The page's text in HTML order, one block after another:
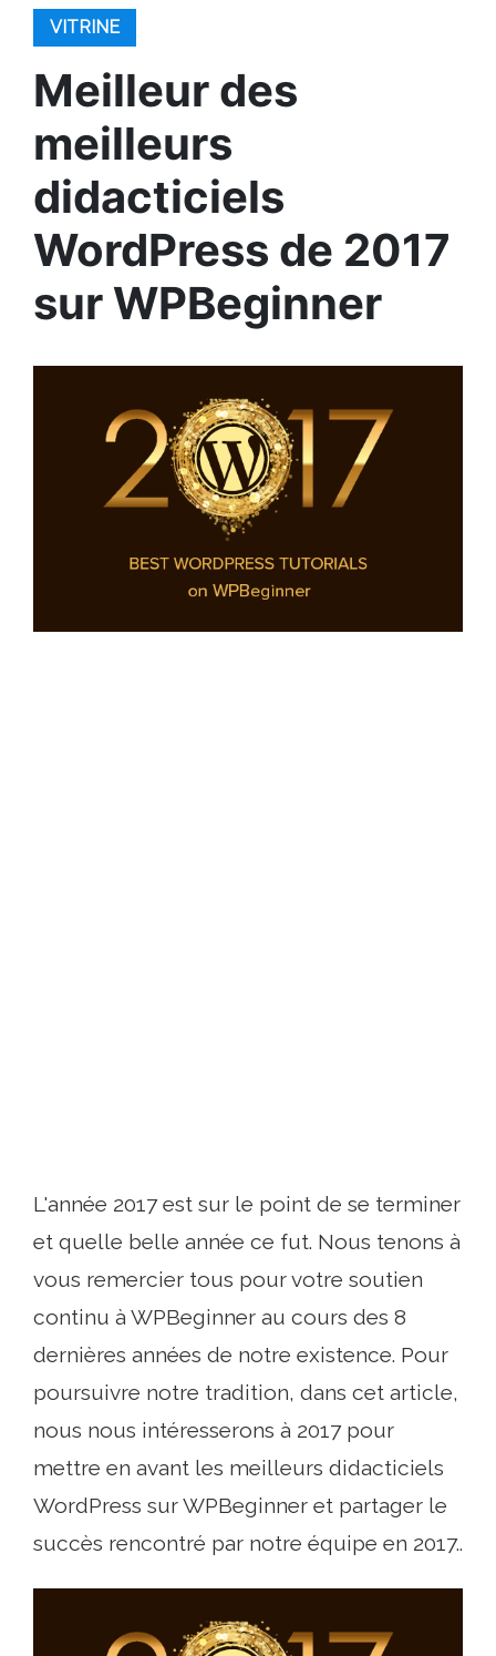
VITRINE
Meilleur des
meilleurs
didacticiels
WordPress de 2017
sur WPBeginner
L'année 2017 est sur le point de se terminer
et quelle belle année ce fut. Nous tenons à
vous remercier tous pour votre soutien
continu à WPBeginner au cours des 8
dernières années de notre existence. Pour
poursuivre notre tradition, dans cet article,
nous nous intéresserons à 2017 pour
mettre en avant les meilleurs didacticiels
WordPress sur WPBeginner et partager le
succès rencontré par notre équipe en 2017..